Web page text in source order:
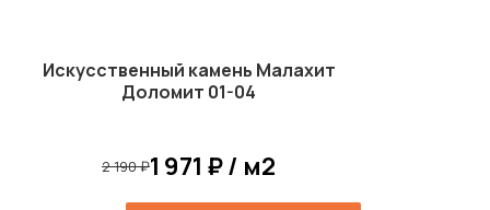
Искусственный камень Малахит
Доломит 01-04
2 190 ₽1 971 ₽ / м2